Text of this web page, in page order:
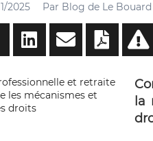
2025 Par Blog de Le
la